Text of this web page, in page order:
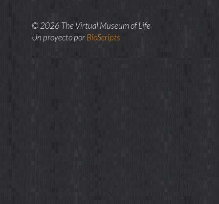
© 2026 The Virtual Museum of Life
Un proyecto porBioScripts